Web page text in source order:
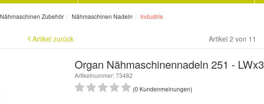
Nähmaschinen Zubehör Nähmaschinen Nadeln Industrie
Artikel zurück Artikel 2 von 11
Organ Nähmaschinennadeln 251 -
Artikelnummer: 73482
(0 Kundenmeinungen)